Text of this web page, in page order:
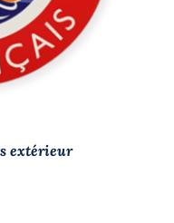
extérieur